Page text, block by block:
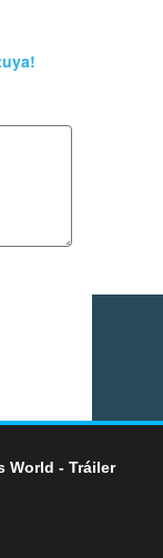
World - Tráiler